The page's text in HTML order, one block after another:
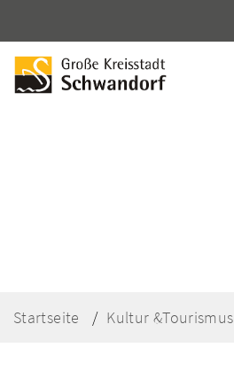
Startseite Kultur &Tourismus